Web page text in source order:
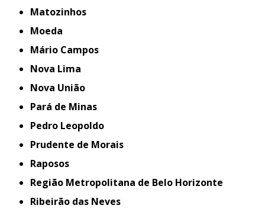
Matozinhos
Moeda
Mário Campos
Nova Lima
Nova União
Pará de Minas
Pedro Leopoldo
Prudente de Morais
Raposos
Região Metropolitana de Belo Horizonte
Ribeirão das Neves